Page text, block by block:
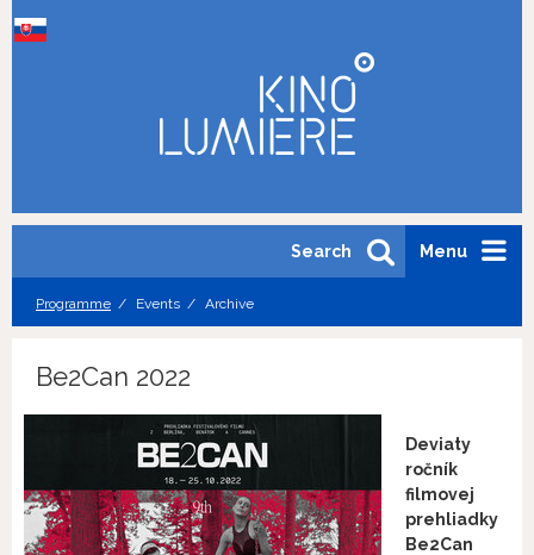
Menu
Search
Programme Events Archive
Be2Can 2022
Deviaty
ročník
filmovej
prehliadky
Be2Can